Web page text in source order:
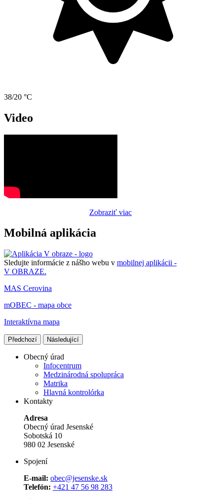
38/20 °C
Video
Zobraziť viac
Mobilná aplikácia
Sledujte informácie z nášho webu v mobilnej aplikácii -
V OBRAZE.
MAS Cerovina
mOBEC - mapa obce
Interaktívna mapa
Předchozí Následující
Obecný úrad
Infocentrum
Medzinárodná spolupráca
Matrika
Hlavná kontrolórka
Kontakty
Adresa
Obecný úrad Jesenské
Sobotská 10
980 02 Jesenské
Spojení
E-mail: obec@jesenske.sk
Telefón: +421 47 56 98 283